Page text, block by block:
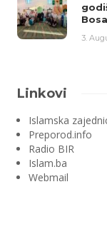
3.
Linkovi
Islamska
Preporod.info
Radio BIR
Islam.ba
Webmail